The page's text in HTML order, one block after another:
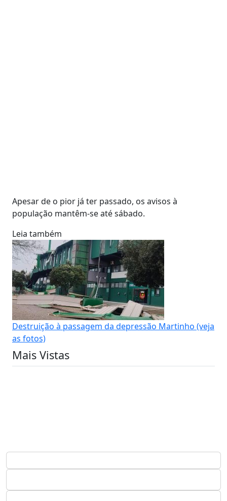
Apesar de o pior já ter passado, os avisos à
população mantêm-se até sábado.
Leia também
Destruição à passagem da depressão Martinho (veja
as fotos)
Mais Vistas